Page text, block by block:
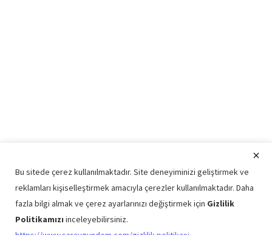
Bu sitede çerez kullanılmaktadır. Site deneyiminizi geliştirmek ve
reklamları kişiselleştirmek amacıyla çerezler kullanılmaktadır. Daha
fazla bilgi almak ve çerez ayarlarınızı değiştirmek için Gizlilik
Politikamızı inceleyebilirsiniz.